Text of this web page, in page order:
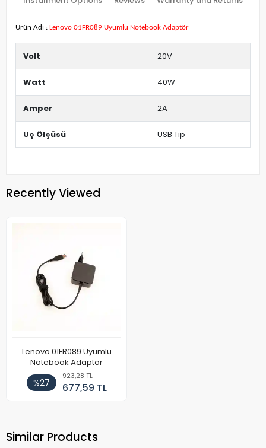
Ürün Adı : Lenovo 01FR089 Uyumlu Notebook Adaptör
Volt 20V
Watt 40W
Amper 2A
Uç Ölçüsü USB Tip
Recently Viewed
Lenovo 01FR089 Uyumlu
Notebook Adaptör
%27
923,28 TL
677,59 TL
Similar Products